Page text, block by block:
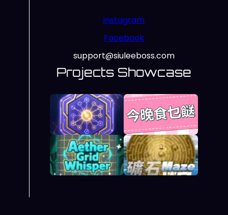
Instagram
Facebook
support@siuleeboss.com
Projects Showcase